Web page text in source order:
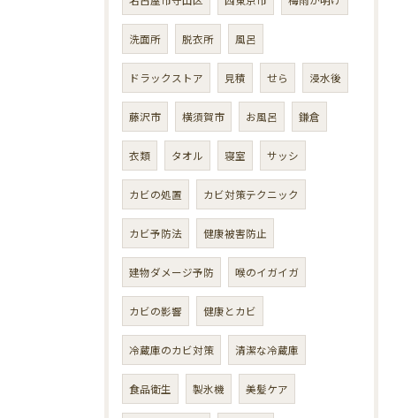
洗面所 脱衣所 風呂
ドラックストア 見積 せら 浸水後
藤沢市 横須賀市 お風呂 鎌倉
衣類 タオル 寝室 サッシ
カビの処置 カビ対策テクニック
カビ予防法 健康被害防止
建物ダメージ予防 喉のイガイガ
カビの影響 健康とカビ
冷蔵庫のカビ対策 清潔な冷蔵庫
食品衛生 製氷機 美髪ケア